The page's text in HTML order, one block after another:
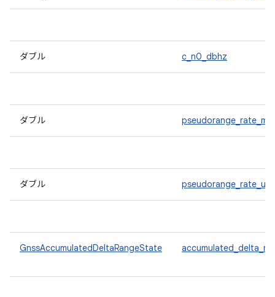
ダブル c_n0_dbhz
ダブル
ダブル
GnssAccumulatedDeltaRangeState